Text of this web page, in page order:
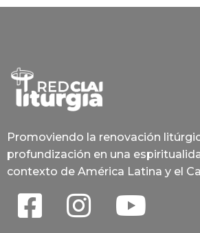
Promoviendo la renovación
profundización en una
contexto de América Latina y el